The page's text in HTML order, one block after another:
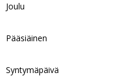
Joulu
Pääsiäinen
Syntymäpäivä